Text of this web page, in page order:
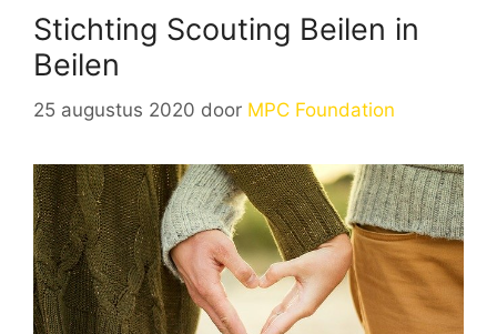
Stichting Scouting Beilen in
Beilen
25 augustus 2020 door MPC Foundation